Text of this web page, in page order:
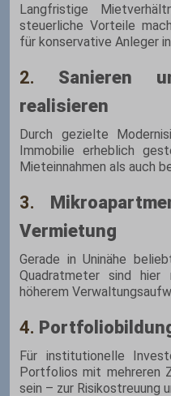
Langfristige
steuerliche Vorteile
für konservative Anleger
2. Sanieren
realisieren
Durch gezielte
Immobilie erheblich
Mieteinnahmen als auch
3.
Vermietung
Gerade in Uninähe
Quadratmeter sind hier
höherem
4.
Für institutionelle
Portfolios mit mehreren
sein – zur Risikostreuung